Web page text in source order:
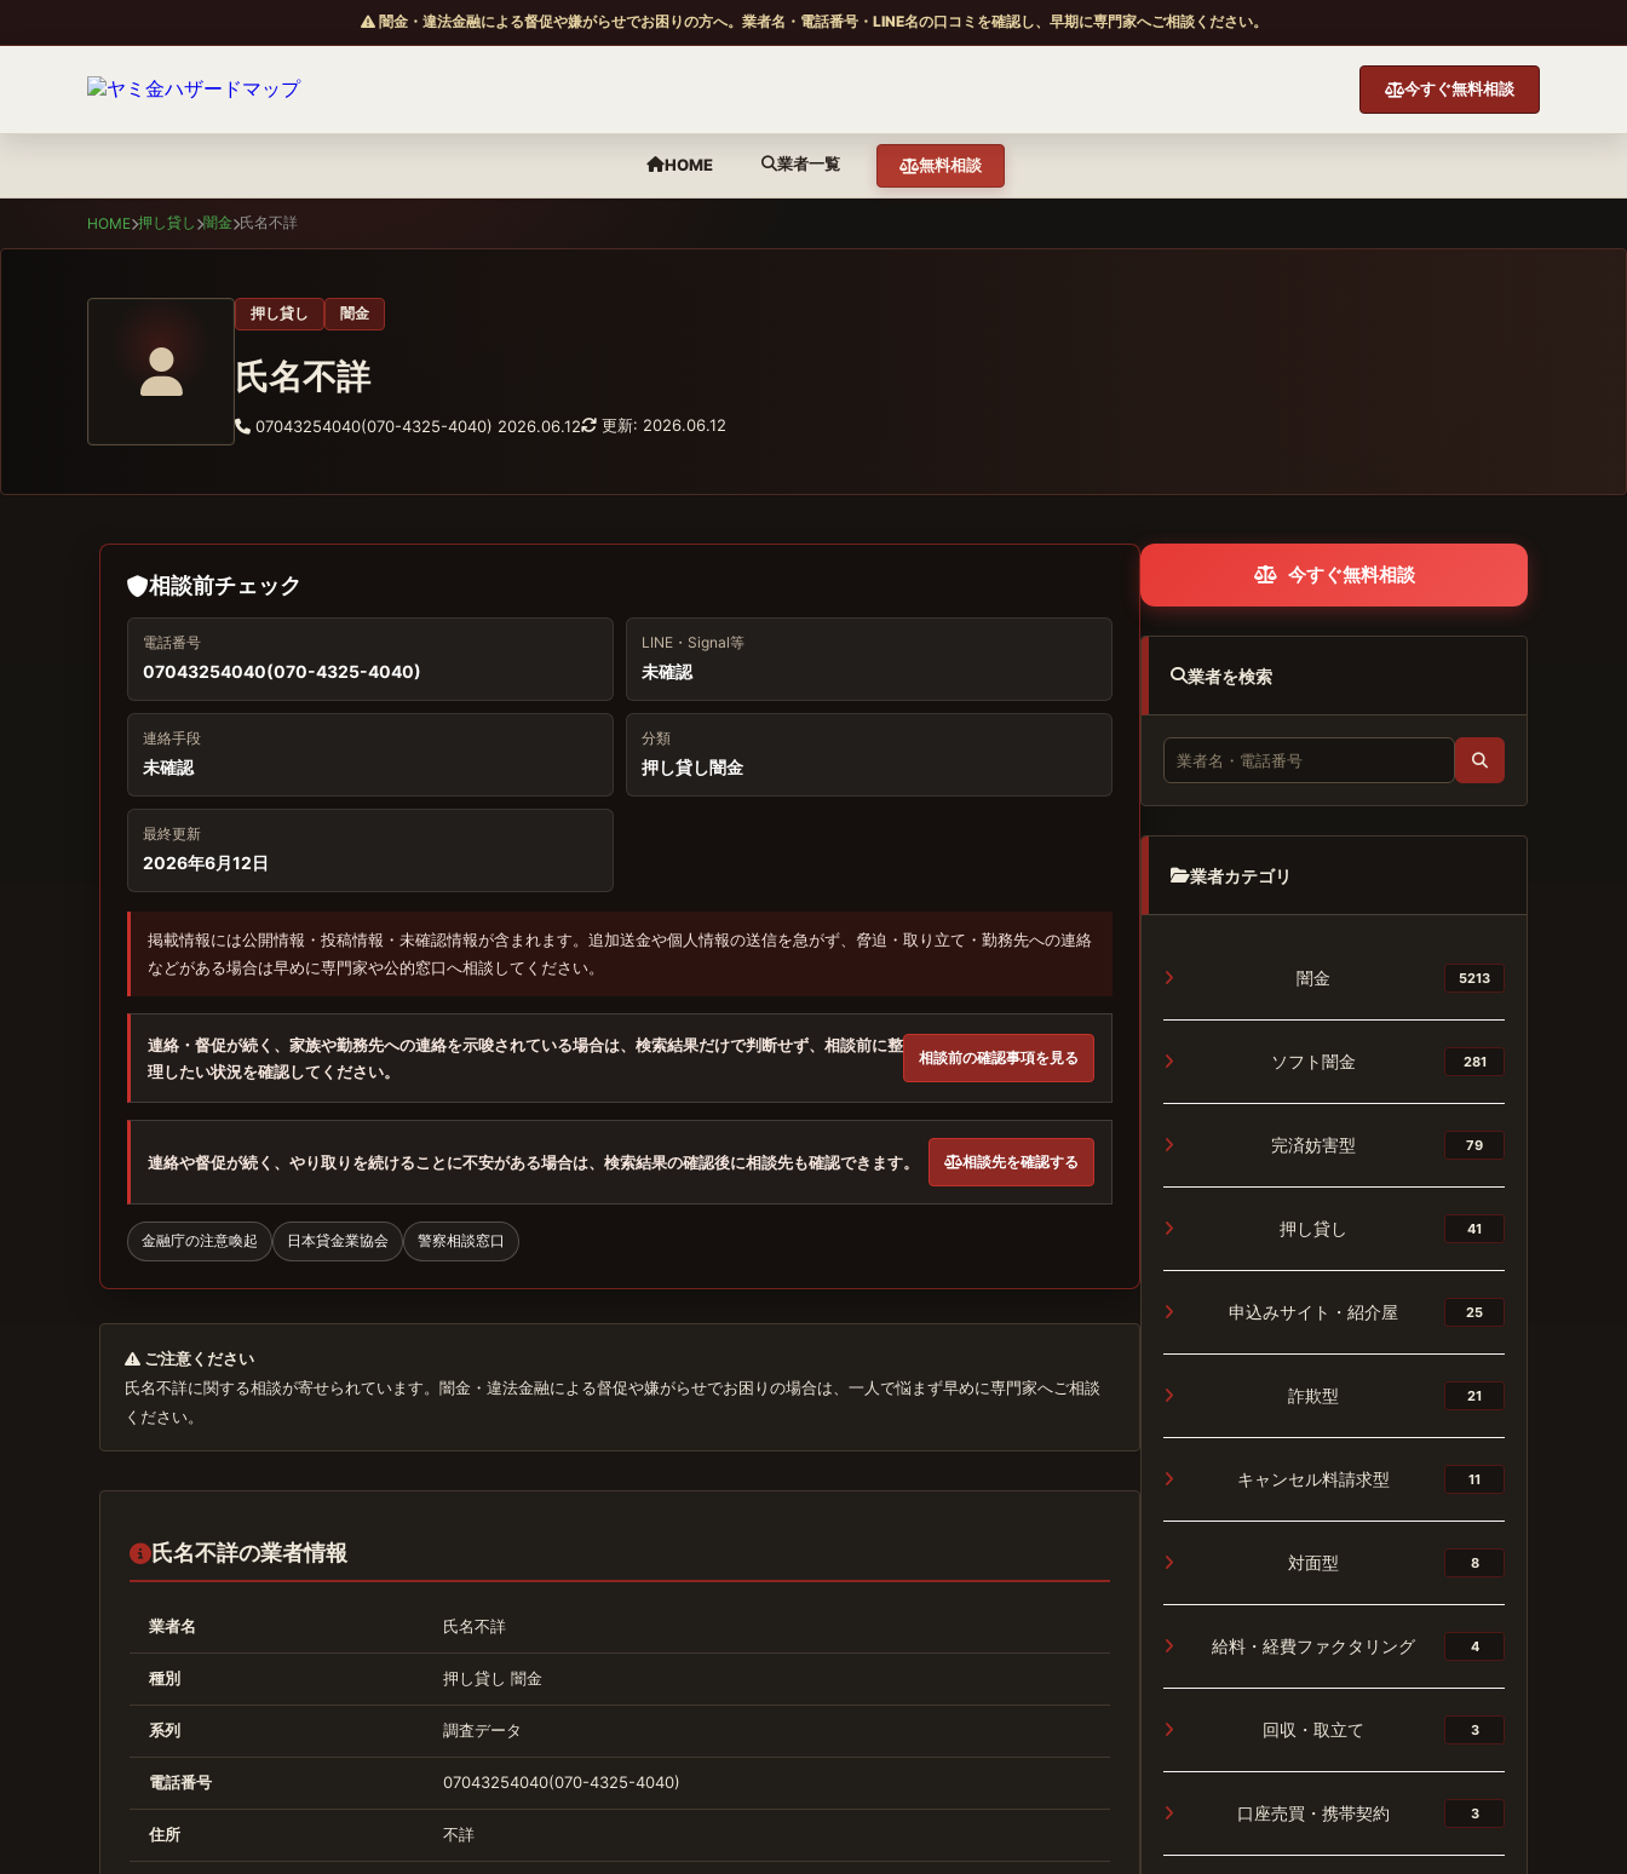
闇金・違法金融による督促や嫌がらせでお困りの方へ。業者名・電話番号・LINE名の口コミを確認し、早期に専門家へご相談ください。
今すぐ無料相談
HOME 業者一覧 無料相談
HOME 押し貸し 闇金 氏名不詳
押し貸し 闇金
氏名不詳
07043254040(070-4325-4040) 2026.06.12 更新: 2026.06.12
相談前チェック
電話番号
07043254040(070-4325-4040)
LINE・Signal等
未確認
連絡手段
未確認
分類
押し貸し闇金
最終更新
2026年6月12日
掲載情報には公開情報・投稿情報・未確認情報が含まれます。追加送金や個人情報の送信を急がず、脅迫・取り立て・勤務先への連絡
などがある場合は早めに専門家や公的窓口へ相談してください。
連絡・督促が続く、家族や勤務先への連絡を示唆されている場合は、検索結果だけで判断せず、相談前に整
理したい状況を確認してください。
相談前の確認事項を見る
連絡や督促が続く、やり取りを続けることに不安がある場合は、検索結果の確認後に相談先も確認できます。 相談先を確認する
金融庁の注意喚起 日本貸金業協会 警察相談窓口
ご注意ください
氏名不詳に関する相談が寄せられています。闇金・違法金融による督促や嫌がらせでお困りの場合は、一人で悩まず早めに専門家へご相談
ください。
氏名不詳の業者情報
業者名 氏名不詳
種別 押し貸し 闇金
系列 調査データ
電話番号 07043254040(070-4325-4040)
住所 不詳
今すぐ無料相談
業者を検索
業者カテゴリ
闇金 5213
ソフト闇金 281
完済妨害型 79
押し貸し 41
申込みサイト・紹介屋 25
詐欺型 21
キャンセル料請求型 11
対面型 8
給料・経費ファクタリング 4
回収・取立て 3
口座売買・携帯契約 3